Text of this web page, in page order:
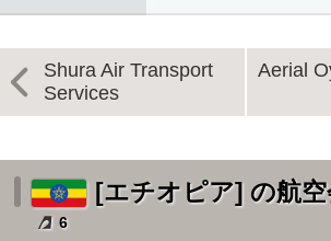
Shura Air Transport
Services
Aerial
[エチオピア] の航空
6